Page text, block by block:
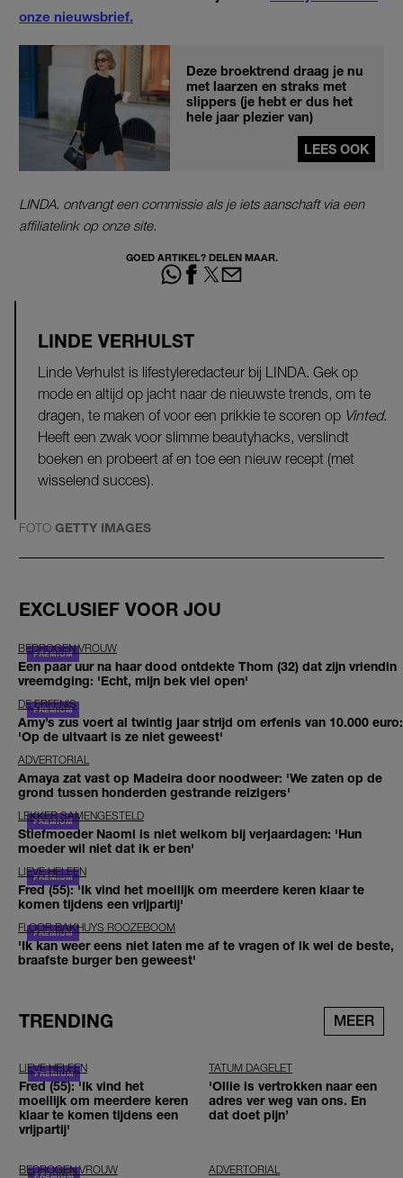
onze nieuwsbrief.
Deze broektrend draag je nu
met laarzen en straks met
slippers (je hebt er dus het
hele jaar plezier van)
LEES OOK
LINDA. ontvangt een commissie als je iets aanschaft via een
affiliatelink op onze site.
GOED ARTIKEL? DELEN MAAR.
LINDE VERHULST
Linde Verhulst is lifestyleredacteur bij LINDA. Gek op
mode en altijd op jacht naar de nieuwste trends, om te
dragen, te maken of voor een prikkie te scoren op Vinted.
Heeft een zwak voor slimme beautyhacks, verslindt
boeken en probeert af en toe een nieuw recept (met
wisselend succes).
FOTO GETTY IMAGES
EXCLUSIEF VOOR JOU
BEDROGEN VROUW
Een paar uur na haar dood ontdekte Thom (32) dat zijn vriendin
vreemdging: 'Echt, mijn bek viel open'
DE ERFENIS
Amy’s zus voert al twintig jaar strijd om erfenis van 10.000 euro:
'Op de uitvaart is ze niet geweest'
ADVERTORIAL
Amaya zat vast op Madeira door noodweer: 'We zaten op de
grond tussen honderden gestrande reizigers'
LEKKER SAMENGESTELD
Stiefmoeder Naomi is niet welkom bij verjaardagen: 'Hun
moeder wil niet dat ik er ben'
LIEVE HELEEN
Fred (55): 'Ik vind het moeilijk om meerdere keren klaar te
komen tijdens een vrijpartij'
FLOOR BAKHUYS ROOZEBOOM
'Ik kan weer eens niet laten me af te vragen of ik wel de beste,
braafste burger ben geweest'
TRENDING MEER
LIEVE HELEEN
Fred (55): 'Ik vind het
moeilijk om meerdere keren
klaar te komen tijdens een
vrijpartij'
TATUM DAGELET
'Ollie is vertrokken naar een
adres ver weg van ons. En
dat doet pijn’
BEDROGEN VROUW ADVERTORIAL